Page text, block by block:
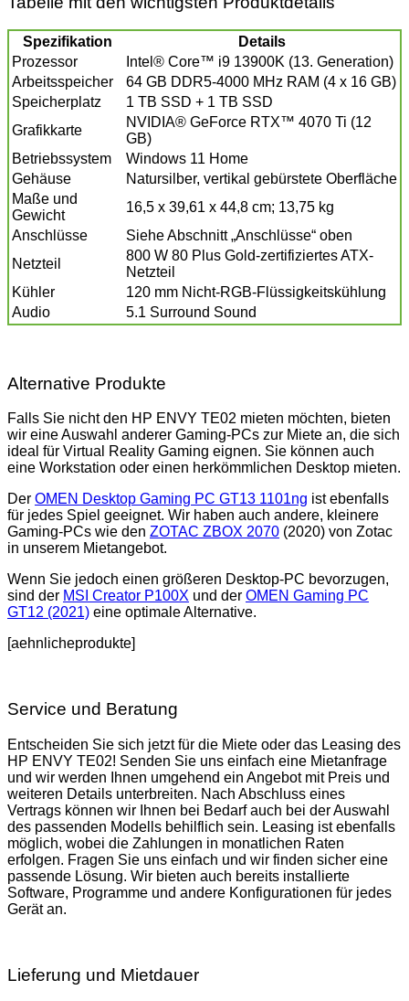
Spezifikation
Details
Prozessor
Intel® Core™ i9 13900K (13. Generation)
Arbeitsspeicher
64 GB DDR5-4000 MHz RAM (4 x 16 GB)
Speicherplatz
1 TB SSD + 1 TB SSD
Grafikkarte
NVIDIA® GeForce RTX™ 4070 Ti (12
GB)
Betriebssystem
Windows 11 Home
Gehäuse
Natursilber, vertikal gebürstete Oberfläche
Maße und
Gewicht
16,5 x 39,61 x 44,8 cm; 13,75 kg
Anschlüsse
Siehe Abschnitt „Anschlüsse“ oben
Netzteil
800 W 80 Plus Gold-zertifiziertes ATX-
Netzteil
Kühler
120 mm Nicht-RGB-Flüssigkeitskühlung
Audio
5.1 Surround Sound
Alternative Produkte
Falls Sie nicht den HP ENVY TE02 mieten möchten, bieten
wir eine Auswahl anderer Gaming-PCs zur Miete an, die sich
ideal für Virtual Reality Gaming eignen. Sie können auch
eine Workstation oder einen herkömmlichen Desktop mieten.
Der OMEN Desktop Gaming PC GT13 1101ng ist ebenfalls
für jedes Spiel geeignet. Wir haben auch andere, kleinere
Gaming-PCs wie den ZOTAC ZBOX 2070 (2020) von Zotac
in unserem Mietangebot.
Wenn Sie jedoch einen größeren Desktop-PC bevorzugen,
sind der MSI Creator P100X und der OMEN Gaming PC
GT12 (2021) eine optimale Alternative.
[aehnlicheprodukte]
Service und Beratung
Entscheiden Sie sich jetzt für die Miete oder das Leasing des
HP ENVY TE02! Senden Sie uns einfach eine Mietanfrage
und wir werden Ihnen umgehend ein Angebot mit Preis und
weiteren Details unterbreiten. Nach Abschluss eines
Vertrags können wir Ihnen bei Bedarf auch bei der Auswahl
des passenden Modells behilflich sein. Leasing ist ebenfalls
möglich, wobei die Zahlungen in monatlichen Raten
erfolgen. Fragen Sie uns einfach und wir finden sicher eine
passende Lösung. Wir bieten auch bereits installierte
Software, Programme und andere Konfigurationen für jedes
Gerät an.
Lieferung und Mietdauer